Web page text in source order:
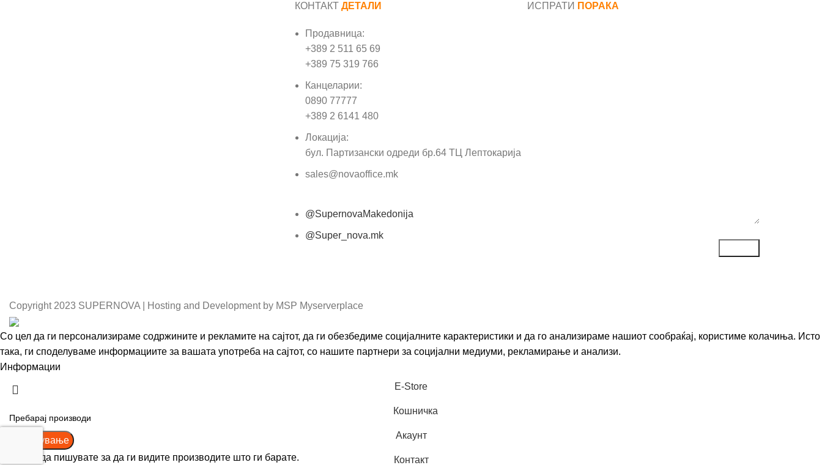
КОНТАКТ ДЕТАЛИ
Продавница:
+389 2 511 65 69
+389 75 319 766
Канцеларии:
0890 77777
+389 2 6141 480
Локација:
бул. Партизански одреди бр.64 ТЦ Лептокарија
sales@novaoffice.mk
@SupernovaMakedonija
@Super_nova.mk
ИСПРАТИ ПОРАКА
Copyright 2023 SUPERNOVA | Hosting and Development by MSP Myserverplace
Со цел да ги персонализираме содржините и рекламите на сајтот, да ги обезбедиме социјалните карактеристики и да го анализираме нашиот сообраќај, користиме колачиња. Исто
така, ги споделуваме информациите за вашата употреба на сајтот, со нашите партнери за социјални медиуми, рекламирање и анализи.
Информации
Пребарување
Почнете да пишувате за да ги видите производите што ги барате.
Е-Store
Кошничка
Акаунт
Контакт